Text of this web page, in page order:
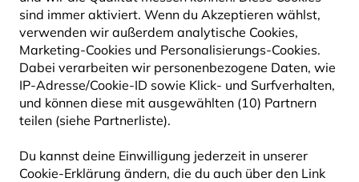
sind immer aktiviert. Wenn du Akzeptieren wählst,
verwenden wir außerdem analytische Cookies,
Marketing-Cookies und Personalisierungs-Cookies.
Dabei verarbeiten wir personenbezogene Daten, wie
IP-Adresse/Cookie-ID sowie Klick- und Surfverhalten,
und können diese mit ausgewählten (10) Partnern
teilen (siehe Partnerliste).
Du kannst deine Einwilligung jederzeit in unserer
Cookie-Erklärung ändern, die du auch über den Link